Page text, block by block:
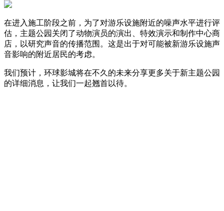
在进入施工阶段之前，为了对游乐设施附近的噪声水平进行评
估，主题公园关闭了动物演员的演出、特效演示和制作中心商
店，以研究声音的传播范围。这是出于对可能被新游乐设施声
音影响的附近居民的考虑。
我们预计，环球影城将在不久的未来分享更多关于新主题公园
的详细消息，让我们一起翘首以待。